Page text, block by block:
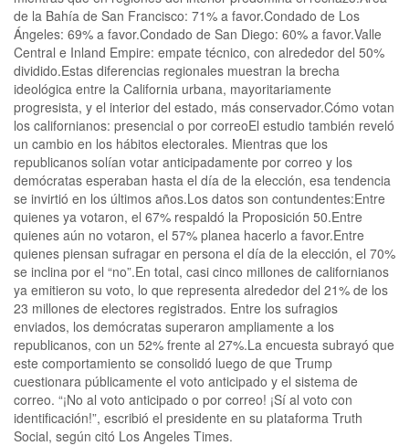
de la Bahía de San Francisco: 71% a favor.Condado de Los
Ángeles: 69% a favor.Condado de San Diego: 60% a favor.Valle
Central e Inland Empire: empate técnico, con alrededor del 50%
dividido.Estas diferencias regionales muestran la brecha
ideológica entre la California urbana, mayoritariamente
progresista, y el interior del estado, más conservador.Cómo votan
los californianos: presencial o por correoEl estudio también reveló
un cambio en los hábitos electorales. Mientras que los
republicanos solían votar anticipadamente por correo y los
demócratas esperaban hasta el día de la elección, esa tendencia
se invirtió en los últimos años.Los datos son contundentes:Entre
quienes ya votaron, el 67% respaldó la Proposición 50.Entre
quienes aún no votaron, el 57% planea hacerlo a favor.Entre
quienes piensan sufragar en persona el día de la elección, el 70%
se inclina por el “no”.En total, casi cinco millones de californianos
ya emitieron su voto, lo que representa alrededor del 21% de los
23 millones de electores registrados. Entre los sufragios
enviados, los demócratas superaron ampliamente a los
republicanos, con un 52% frente al 27%.La encuesta subrayó que
este comportamiento se consolidó luego de que Trump
cuestionara públicamente el voto anticipado y el sistema de
correo. “¡No al voto anticipado o por correo! ¡Sí al voto con
identificación!”, escribió el presidente en su plataforma Truth
Social, según citó Los Angeles Times.